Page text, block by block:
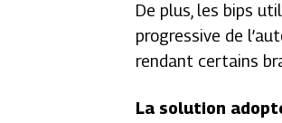
De plus, les bips
progressive de
rendant certains
La solution